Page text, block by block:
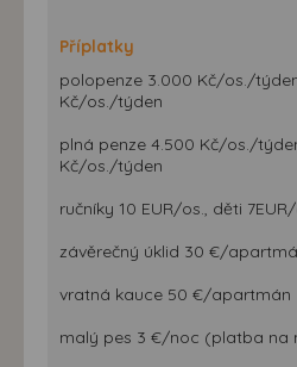
Příplatky
polopenze 3.000 Kč/os./
Kč/os./týden
plná penze 4.500 Kč/os./
Kč/os./týden
ručníky 10 EUR/os., děti
závěrečný úklid 30 €/
vratná kauce 50 €/apartmán
malý pes 3 €/noc (platba na